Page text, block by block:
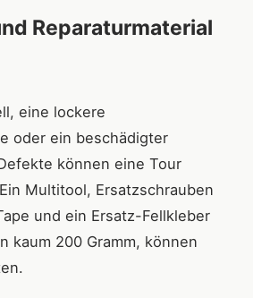
Reparaturmaterial
eine lockere
oder ein beschädigter
können eine Tour
Multitool, Ersatzschrauben
und ein Ersatz-Fellkleber
kaum 200 Gramm, können